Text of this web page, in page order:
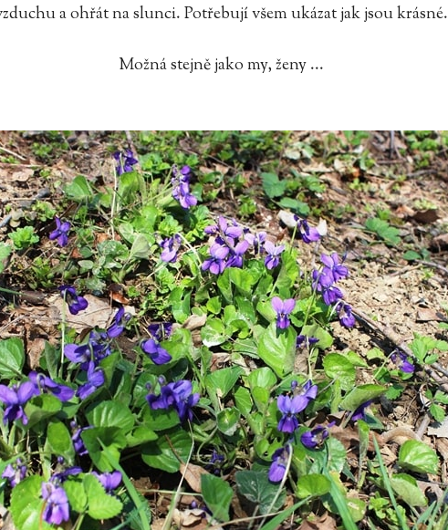
a ohřát na slunci. Potřebují všem ukázat jak jsou krásné.
Možná stejně jako my, ženy ...